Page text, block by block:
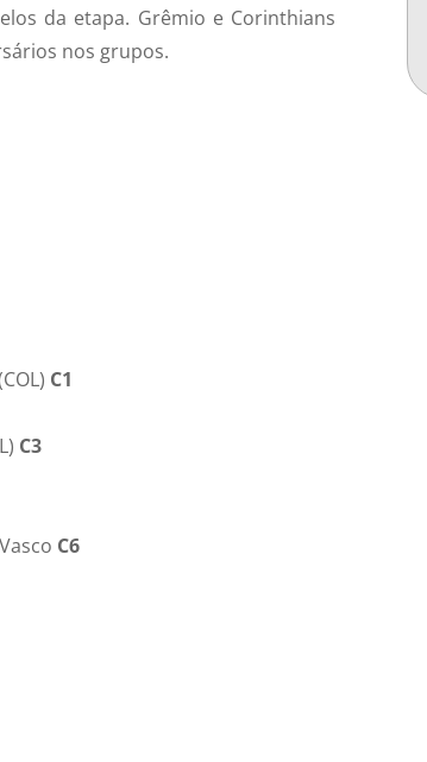
da etapa. Grêmio e Corinthians
nos grupos.
C1
C3
C6